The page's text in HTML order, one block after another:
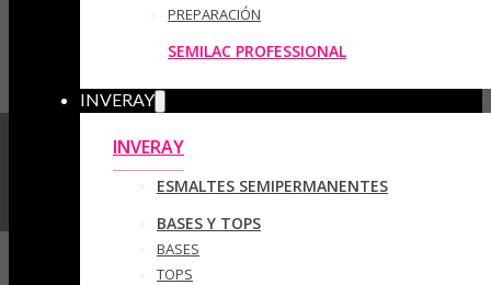
PREPARACIÓN
SEMILAC PROFESSIONAL
INVERAY
INVERAY
ESMALTES SEMIPERMANENTES
BASES Y TOPS
BASES
TOPS